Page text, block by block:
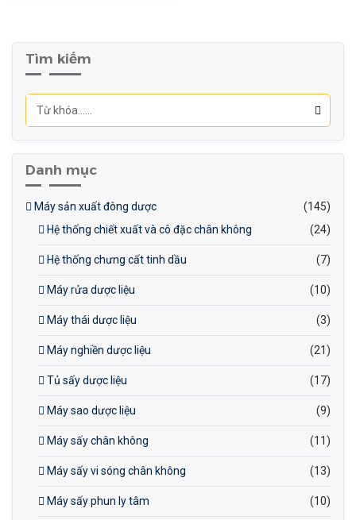
Sử dụng điện trở hoặc áo
hơi, giúp gia nhiệt nhanh và
đều.
Thiết kế nghiêng đổ: Giúp
mà không tốn nhiều sức lao
động.
chỉnh nhiệt độ và tốc độ
khuấy dễ dàng.
Tìm kiếm
Danh mục
Máy sản xuất đông dược
(145)
Hệ thống chiết xuất và cô đặc chân không
(24)
Hệ thống chưng cất tinh dầu (7)
Máy rửa dược liệu (10)
Máy thái dược liệu (3)
Máy nghiền dược liệu (21)
Tủ sấy dược liệu (17)
Máy sao dược liệu (9)
Máy sấy chân không (11)
Máy sấy vi sóng chân không (13)
Máy sấy phun ly tâm (10)